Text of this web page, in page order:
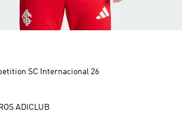
SC Internacional 26
ADICLUB